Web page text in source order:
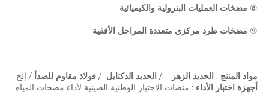
⑧ مضخات العمليات البترولية والكيميائية
⑨ مضخات طرد مركزي متعددة المراحل الأفقية
مواد المنتج : الحديد الزهر / الحديد الدكتايل / فولاذ مقاوم للصدأ / إلخ
أجهزة اختبار الأداء : منصات الاختبار الوطنية الصينية لأداء مضخات المياه